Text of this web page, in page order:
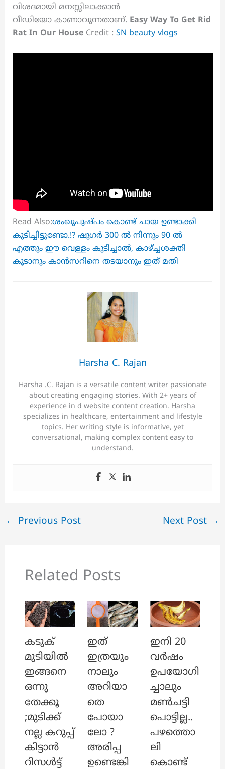
വിശദമായി മനസ്സിലാക്കാൻ
വീഡിയോ കാണാവുന്നതാണ്. Easy Way To Get Rid
Rat In Our HouseCredit : SN beauty vlogs
Read Also:ശംഖുപുഷ്പം കൊണ്ട് ചായ ഉണ്ടാക്കി
കുടിച്ചിട്ടുണ്ടോ.!? ഷുഗർ 300 ൽ നിന്നും 90 ൽ
എത്തും ഈ വെള്ളം കുടിച്ചാൽ, കാഴ്ച്ചശക്തി
കൂടാനും കാൻസറിനെ തടയാനും ഇത് മതി
Harsha C. Rajan
Harsha .C. Rajan is a versatile content writer passionate
about creating engaging stories. With 2+ years of
experience in d website content creation. Harsha
specializes in healthcare, entertainment and lifestyle
topics. Her writing style is informative, yet
conversational, making complex content easy to
understand.
← Previous Post Next Post →
Related Posts
കടുക്
മുടിയിൽ
ഇങ്ങനെ
ഒന്നു
തേക്കൂ
;മുടിക്ക്
നല്ല കറുപ്പ്
കിട്ടാൻ
റിസൾട്ട്
ഇത്
ഇത്രയും
നാലും
അറിയാ
തെ
പോയാ
ലോ ?
അരിപ്പ
ഉണ്ടെങ്കി
ഇനി 20
വർഷം
ഉപയോഗി
ച്ചാലും
മൺചട്ടി
പൊട്ടില്ല..
പഴത്തൊ
ലി
കൊണ്ട്